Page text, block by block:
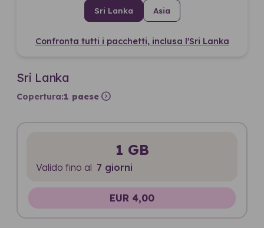
Sri Lanka Asia
Confronta tutti i pacchetti, inclusa l'Sri Lanka
Sri Lanka
Copertura:1 paese expand_circle_right
1 GB
Valido fino al 7 giorni
EUR 4,00